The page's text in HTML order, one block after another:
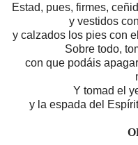
Estad, pues, firmes,
y vestidos
y calzados los pies con
Sobre todo,
con que podáis
Y tomad el
y la espada del